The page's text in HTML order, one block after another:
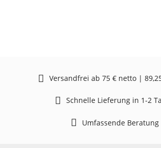
Versandfrei ab 75 € netto |
Schnelle Lieferung in 1-2
Umfassende Beratung